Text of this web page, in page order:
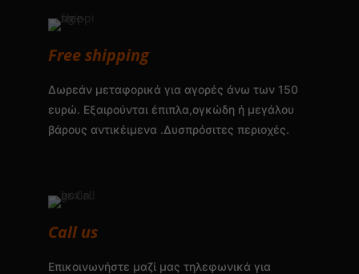
Free shipping
Δωρεάν μεταφορικά για αγορές άνω των 150
ευρώ. Εξαιρούνται έπιπλα,ογκώδη ή μεγάλου
βάρους αντικέιμενα .Δυσπρόσιτες περιοχές.
Call us
Επικοινωνήστε μαζί μας τηλεφωνικά για